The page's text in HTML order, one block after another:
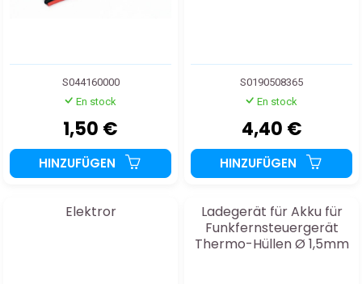
S044160000
En stock
1,50 €
HINZUFÜGEN
S0190508365
En stock
4,40 €
HINZUFÜGEN
Elektror
Ladegerät für Akku für
Funkfernsteuergerät
Thermo-Hüllen Ø 1,5mm